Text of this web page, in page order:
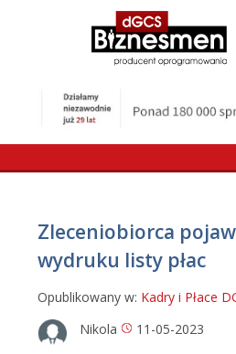
Zleceniobiorca
wydruku listy płac
Opublikowany w: Kadry i Płace
Nikola
11-05-2023